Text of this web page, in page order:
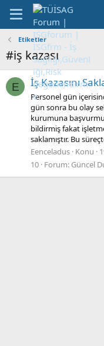
Etiketler
#iş kazası
E İş Kazasını
Personel gün
gün sonra bu olay
kurumuna
bildirmiş fakat
saklamıştır. Bu
Eenceladus Konu
10 Forum: Güncel